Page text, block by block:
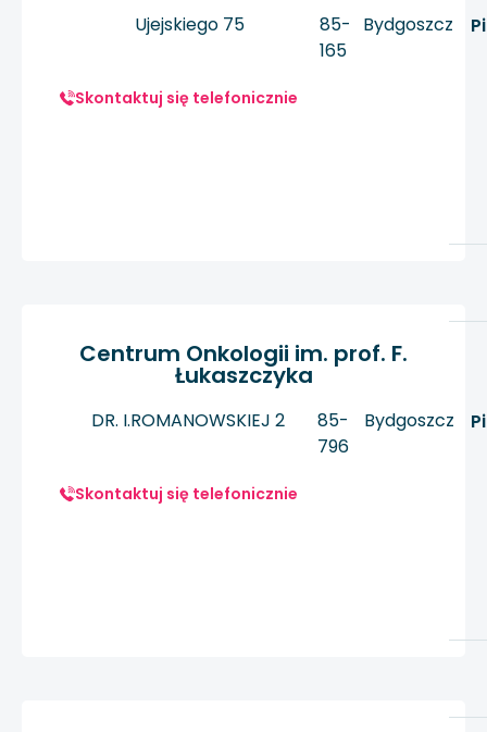
Ujejskiego 75
85-
165
Bydgoszcz
Skontaktuj się telefonicznie
Centrum Onkologii im. prof. F.
Łukaszczyka
DR. I.ROMANOWSKIEJ 2
85-
796
Bydgoszcz
Skontaktuj się telefonicznie